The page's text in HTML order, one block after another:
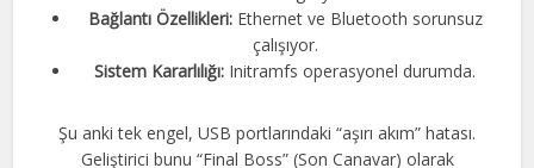
Bağlantı Özellikleri:Ethernet ve Bluetooth sorunsuz
çalışıyor.
Sistem Kararlılığı: Initramfs operasyonel durumda.
Şu anki tek engel, USB portlarındaki “aşırı akım” hatası.
Geliştirici bunu “Final Boss” (Son Canavar) olarak